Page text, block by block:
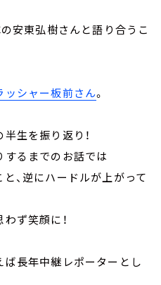
安東弘樹さんと語り合うこ
ッシャー板前さん。
生を振り返り！
するまでのお話では
、逆にハードルが上がって
ず笑顔に！
長年中継レポーターとし